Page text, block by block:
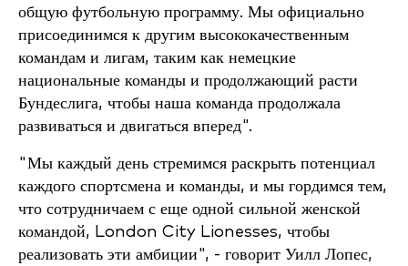
общую футбольную программу. Мы официально
присоединимся к другим высококачественным
командам и лигам, таким как немецкие
национальные команды и продолжающий расти
Бундеслига, чтобы наша команда продолжала
развиваться и двигаться вперед".
"Мы каждый день стремимся раскрыть потенциал
каждого спортсмена и команды, и мы гордимся тем,
что сотрудничаем с еще одной сильной женской
командой, London City Lionesses, чтобы
реализовать эти амбиции", - говорит Уилл Лопес,